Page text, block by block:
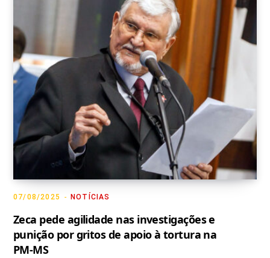
NOTÍCIAS
07/08/2025
Zeca pede agilidade nas investigações e
punição por gritos de apoio à tortura na
PM-MS